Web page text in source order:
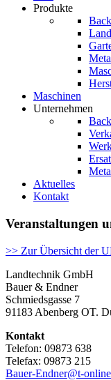
Produkte
Back
Maschinen
Unternehmen
Back
Aktuelles
Kontakt
Veranstaltungen
>> Zur Übersicht der
Landtechnik GmbH
Bauer & Endner
Schmiedsgasse 7
91183 Abenberg OT.
Kontakt
Telefon: 09873 638
Telefax: 09873 215
Bauer-Endner@t-